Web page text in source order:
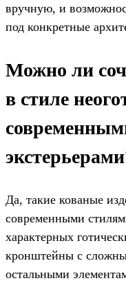
вручную, и
под конкретные
Можно ли
в стиле
Да, такие кованые
современными
характерных
кронштейны с
остальными